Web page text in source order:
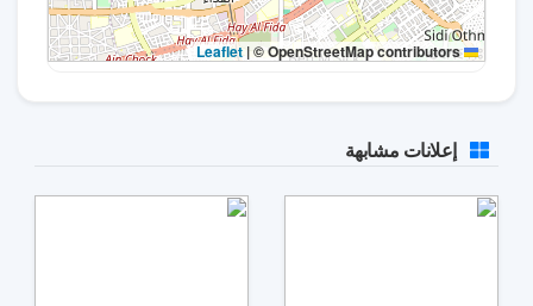
Leaflet
|© OpenStreetMap contributors
إعلانات مشابهة